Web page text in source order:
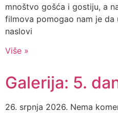
mnoštvo gošća i gostiju, a
filmova pomogao nam je
naslovi
Više »
Galerija: 5.
26. srpnja 2026. Nema